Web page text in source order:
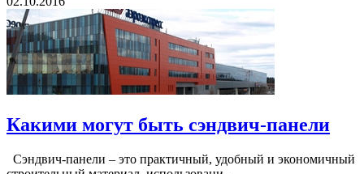
Какими могут быть сэндвич-панели
Сэндвич-панели – это практичный, удобный и экономичный